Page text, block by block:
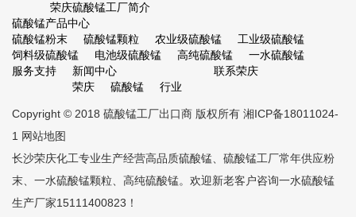
荣庆硫酸锰工厂简介
硫酸锰产品中心
硫酸锰粉末
硫酸锰颗粒 农业级硫酸锰
工业级硫酸锰
饲料级硫酸锰
电池级硫酸锰 高纯硫酸锰
一水硫酸锰
服务支持
新闻中心
荣庆
硫酸锰 行业
联系荣庆
Copyright © 2018 硫酸锰工厂出口商 版权所有 湘ICP备18011024-
1 网站地图
长沙荣庆化工专业生产经营高品质硫酸锰 硫酸锰工厂常年供应粉
末、一水硫酸锰颗粒、高纯硫酸锰。欢迎新老客户咨询一水硫酸锰
生产厂家15111400823！